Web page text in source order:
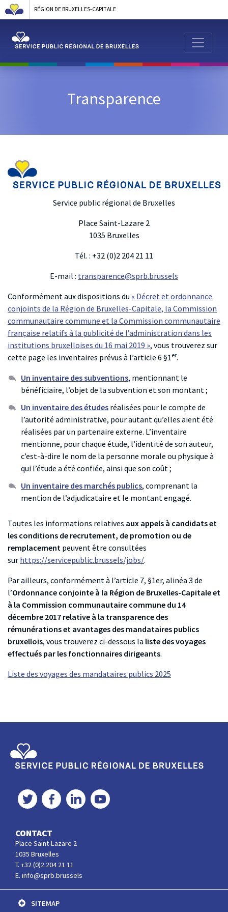
RÉGION DE BRUXELLES-CAPITALE
Transparence
Service public régional de Bruxelles
Place Saint-Lazare 2
1035 Bruxelles
Tél. : +32 (0)2 204 21 11
E-mail : transparence@sprb.brussels
Conformément aux dispositions du « Décret et ordonnance
conjoints de la Région de Bruxelles-Capitale, la Commission
communautaire commune et la Commission communautaire
française relatifs à la publicité de l’administration dans les
institutions bruxelloises du 16 mai 2019 », vous trouverez sur
cette page les inventaires prévus à l’article 6 §1er.
Un inventaire des subventions, mentionnant le
bénéficiaire, l’objet de la subvention et son montant ;
Un inventaire des études réalisées pour le compte de
l’autorité administrative, pour autant qu’elles aient été
réalisées par un partenaire externe. L’inventaire
mentionne, pour chaque étude, l’identité de son auteur,
c’est-à-dire le nom de la personne morale ou physique à
qui l’étude a été confiée, ainsi que son coût ;
Un inventaire des marchés publics, comprenant la
mention de l’adjudicataire et le montant engagé.
Toutes les informations relatives aux appels à candidats et
les conditions de recrutement, de promotion ou de
remplacement peuvent être consultées
sur https://servicepublic.brussels/jobs/.
Par ailleurs, conformément à l’article 7, §1er, alinéa 3 de
l’Ordonnance conjointe à la Région de Bruxelles-Capitale et
à la Commission communautaire commune du 14
décembre 2017 relative à la transparence des
rémunérations et avantages des mandataires publics
bruxellois, vous trouverez ci-dessous la liste des voyages
effectués par les fonctionnaires dirigeants.
Liste des voyages des mandataires publics 2025
Twitter FacebookLinkedInYouTube
CONTACT
Place Saint-Lazare 2
1035 Bruxelles
T. +32 (0)2 204 21 11
E. info@sprb.brussels
SITEMAP